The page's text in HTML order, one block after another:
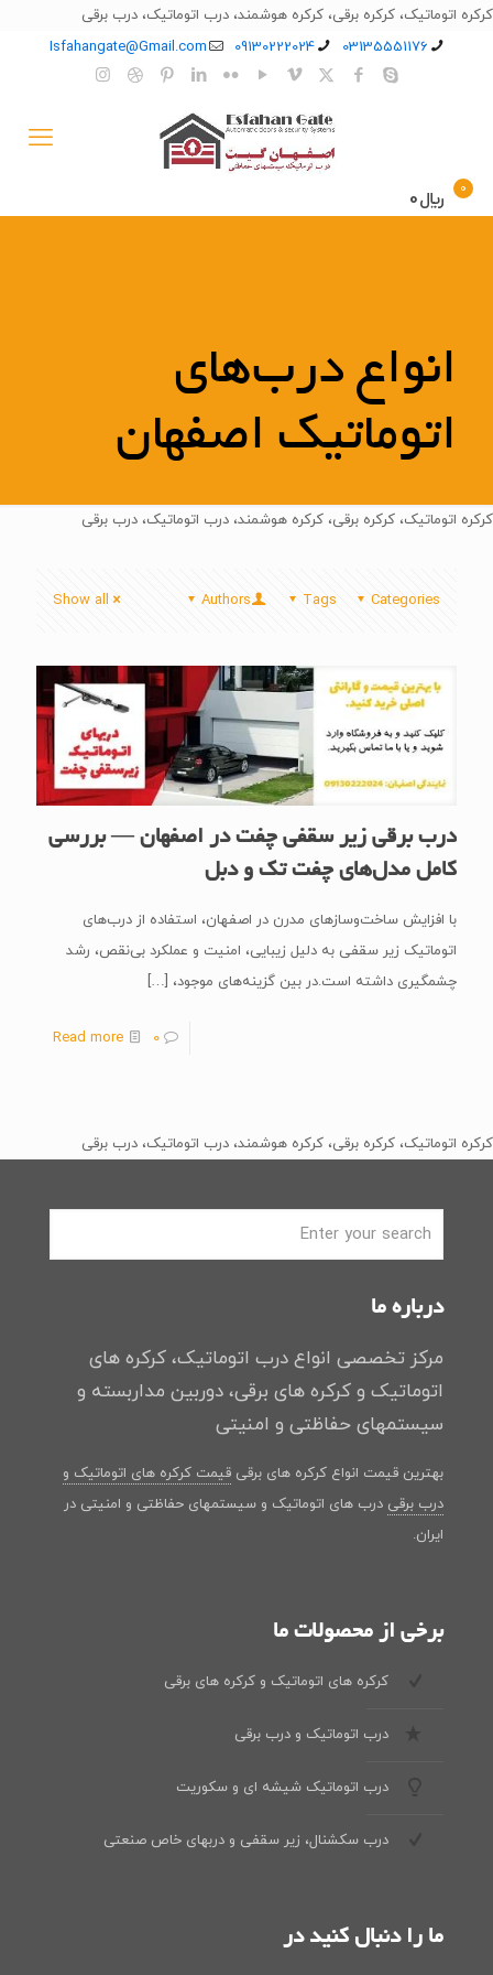
کرکره اتوماتیک، کرکره برقی، کرکره هوشمند، درب اتوماتیک، درب برقی
03135551176
09130222024
Isfahangate@Gmail.com
0 ﷼0
انواع درب‌های
اتوماتیک اصفهان
کرکره اتوماتیک، کرکره برقی، کرکره هوشمند، درب اتوماتیک، درب برقی
Categories
Tags
Authors
Show all
درب برقی زیر سقفی چفت در اصفهان — بررسی
کامل مدل‌های چفت تک و دبل
با افزایش ساخت‌وسازهای مدرن در اصفهان، استفاده از درب‌های
اتوماتیک زیر سقفی به دلیل زیبایی، امنیت و عملکرد بی‌نقص، رشد
چشمگیری داشته است.در بین گزینه‌های موجود، […]
0
Read more
کرکره اتوماتیک، کرکره برقی، کرکره هوشمند، درب اتوماتیک، درب برقی
درباره ما
مرکز تخصصی انواع درب اتوماتیک، کرکره های
اتوماتیک و کرکره های برقی، دوربین مداربسته و
سیستمهای حفاظتی و امنیتی
بهترین قیمت انواع کرکره های برقی قیمت کرکره های اتوماتیک و
درب برقی درب های اتوماتیک و سیستمهای حفاظتی و امنیتی در
ایران.
برخی از محصولات ما
کرکره های اتوماتیک و کرکره های برقی
درب اتوماتیک و درب برقی
درب اتوماتیک شیشه ای و سکوریت
درب سکشنال، زیر سقفی و دربهای خاص صنعتی
ما را دنبال کنید در